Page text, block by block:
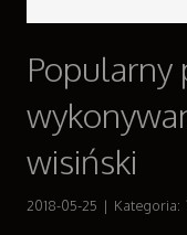
Popularny
wisiński
2018-05-25 | Kategoria: